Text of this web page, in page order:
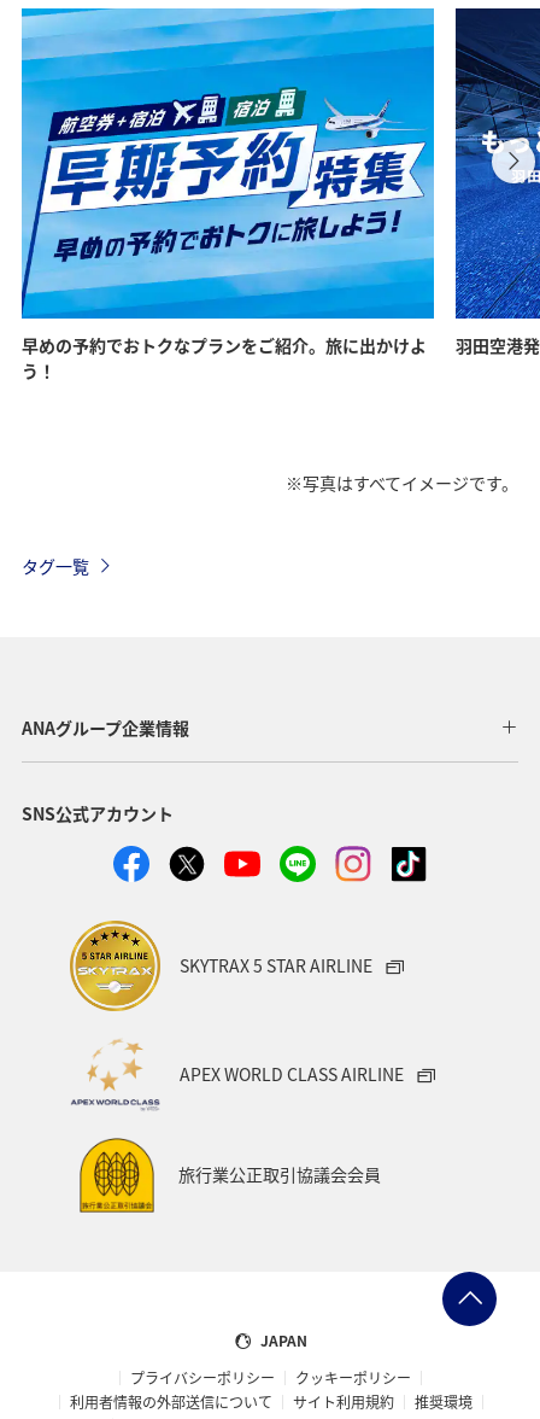
早めの予約でおトクなプランをご紹介。旅に出かけよ
う！
羽田空港
※写真はすべてイメージです。
タグ一覧
ANAグループ企業情報
SNS公式アカウント
SKYTRAX 5 STAR AIRLINE
APEX WORLD CLASS AIRLINE
旅行業公正取引協議会会員
JAPAN
プライバシーポリシー
クッキーポリシー
利用者情報の外部送信について
サイト利用規約
推奨環境